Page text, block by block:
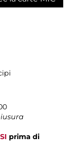
prima di